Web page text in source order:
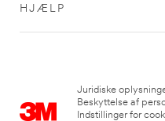
HJÆLP
Juridiske
Beskyttelse af
Indstillinger for